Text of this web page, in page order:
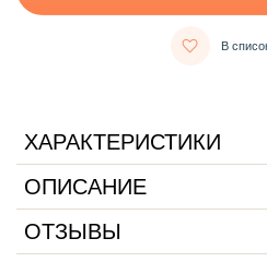
В
ХАРАКТЕРИСТИКИ
ОПИСАНИЕ
ОТЗЫВЫ